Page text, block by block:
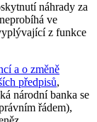
náhrady za
ve
z funkce
a o změně
předpisů,
národní banka se
řádem),